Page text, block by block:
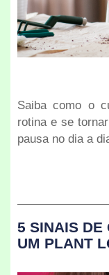
Saiba como o
rotina e se
pausa no dia a
5 SINAIS DE
UM PLANT